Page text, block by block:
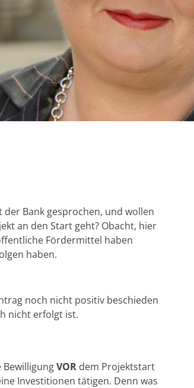
Bank gesprochen, und wollen
an den Start geht? Obacht, hier
Fördermittel haben
haben.
noch nicht positiv beschieden
nicht erfolgt ist.
VOR dem Projektstart
Investitionen tätigen. Denn was